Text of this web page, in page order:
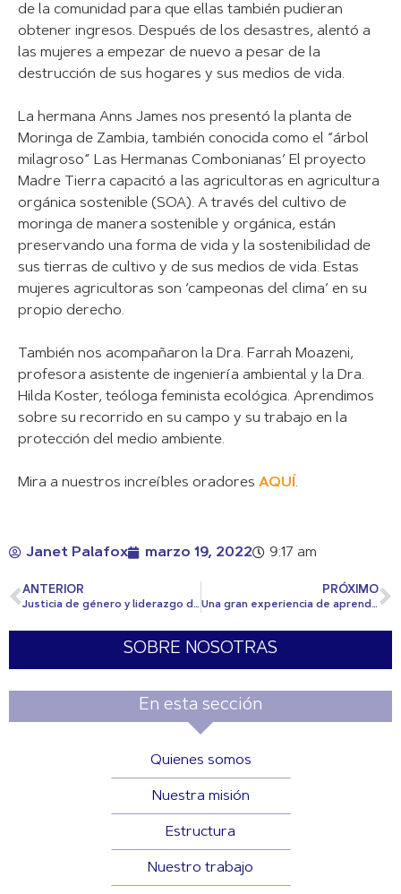
de la comunidad para que ellas también pudieran
obtener ingresos. Después de los desastres, alentó a
las mujeres a empezar de nuevo a pesar de la
destrucción de sus hogares y sus medios de vida.
La hermana Anns James nos presentó la planta de
Moringa de Zambia, también conocida como el “árbol
milagroso” Las Hermanas Combonianas’ El proyecto
Madre Tierra capacitó a las agricultoras en agricultura
orgánica sostenible (SOA). A través del cultivo de
moringa de manera sostenible y orgánica, están
preservando una forma de vida y la sostenibilidad de
sus tierras de cultivo y de sus medios de vida. Estas
mujeres agricultoras son ‘campeonas del clima’ en su
propio derecho.
También nos acompañaron la Dra. Farrah Moazeni,
profesora asistente de ingeniería ambiental y la Dra.
Hilda Koster, teóloga feminista ecológica. Aprendimos
sobre su recorrido en su campo y su trabajo en la
protección del medio ambiente.
Mira a nuestros increíbles oradores AQUÍ .
Janet Palafox marzo 19, 2022 9:17 am
ANTERIOR
Justicia de género y liderazgo de las niñas en la era del cambio climático
PRÓXIMO
Una gran experiencia de aprendizaje
SOBRE NOSOTRAS
En esta sección
Quienes somos
Nuestra misión
Estructura
Nuestro trabajo